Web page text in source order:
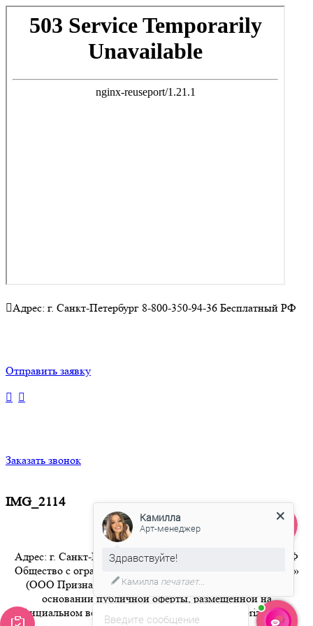
Адрес: г. Санкт-Петербург 8-800-350-94-36 Бесплатный РФ
Отправить заявку
Заказать звонок
IMG_2114
Адрес: г. Санкт-Петербург 8-800-350-94-36 Бесплатный РФ
Общество с ограниченной ответственностью «Признание»
(ООО Признание) осуществляет свою деятельность на
основании публичной оферты, размещенной на
официальном веб-сайте компании по адресу artpriznanie.ru
Введите сообщение
Камилла
Арт-менеджер
Здравствуйте!
Камилла печатает...